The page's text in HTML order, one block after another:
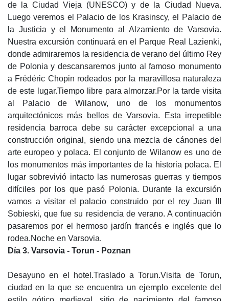
de la Ciudad Vieja (UNESCO) y de la Ciudad Nueva.
Luego veremos el Palacio de los Krasinscy, el Palacio de
la Justicia y el Monumento al Alzamiento de Varsovia.
Nuestra excursión continuará en el Parque Real Lazienki,
donde admiraremos la residencia de verano del último Rey
de Polonia y descansaremos junto al famoso monumento
a Frédéric Chopin rodeados por la maravillosa naturaleza
de este lugar.Tiempo libre para almorzar.Por la tarde visita
al Palacio de Wilanow, uno de los monumentos
arquitectónicos más bellos de Varsovia. Esta irrepetible
residencia barroca debe su carácter excepcional a una
construcción original, siendo una mezcla de cánones del
arte europeo y polaca. El conjunto de Wilanow es uno de
los monumentos más importantes de la historia polaca. El
lugar sobrevivió intacto las numerosas guerras y tiempos
difíciles por los que pasó Polonia. Durante la excursión
vamos a visitar el palacio construido por el rey Juan III
Sobieski, que fue su residencia de verano. A continuación
pasaremos por el hermoso jardín francés e inglés que lo
rodea.Noche en Varsovia.
Día 3. Varsovia - Torun - Poznan
Desayuno en el hotel.Traslado a Torun.Visita de Torun,
ciudad en la que se encuentra un ejemplo excelente del